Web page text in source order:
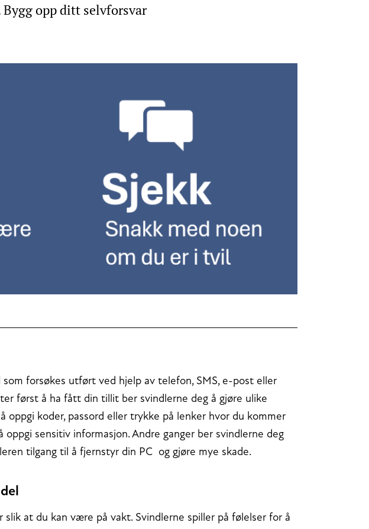
opp ditt selvforsvar
forsøkes utført ved hjelp av telefon, SMS, e-post eller
først å ha fått din tillit ber svindlerne deg å gjøre ulike
oppgi koder, passord eller trykke på lenker hvor du kommer
sensitiv informasjon. Andre ganger ber svindlerne deg
tilgang til å fjernstyr din PC og gjøre mye skade.
slik at du kan være på vakt. Svindlerne spiller på følelser for å